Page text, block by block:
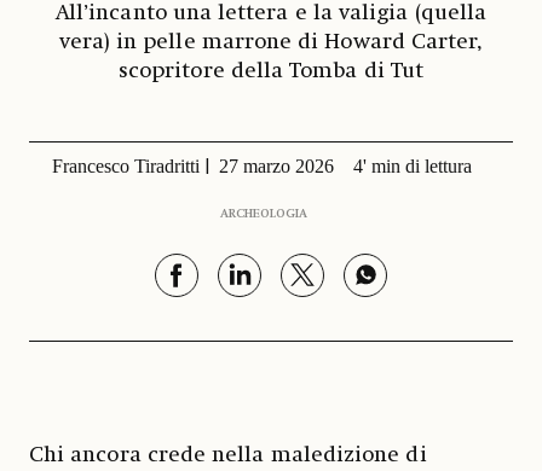
All’incanto una lettera e la valigia (quella
vera) in pelle marrone di Howard Carter,
scopritore della Tomba di Tut
Francesco Tiradritti 27 marzo 2026 4' min di lettura
ARCHEOLOGIA
Chi ancora crede nella maledizione di